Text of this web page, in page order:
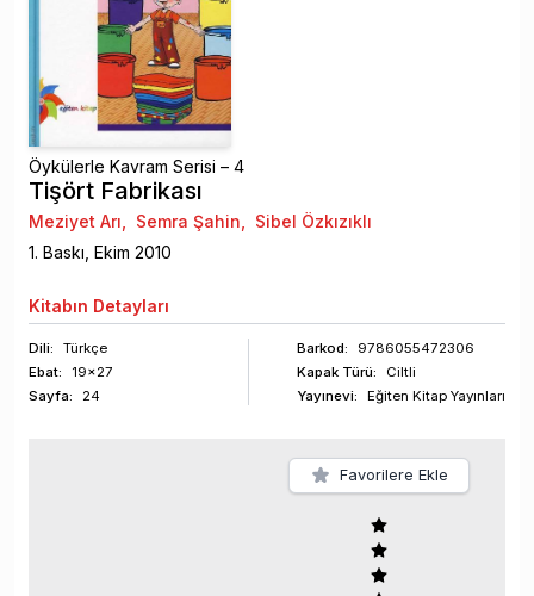
Öykülerle Kavram Serisi – 4
Tişört Fabrikası
Meziyet Arı Semra Şahin
Sibel Özkızıklı
1. Baskı, Ekim 2010
Kitabın Detayları
Dili:
Türkçe
Ebat:
19x27
Sayfa: 24
Barkod:
9786055472306
Kapak Türü:
Ciltli
Yayınevi:
Eğiten Kitap Yayınları
Favorilere Ekle